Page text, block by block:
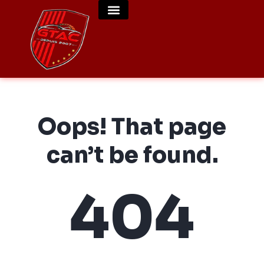
Oops! That page
can’t be found.
404